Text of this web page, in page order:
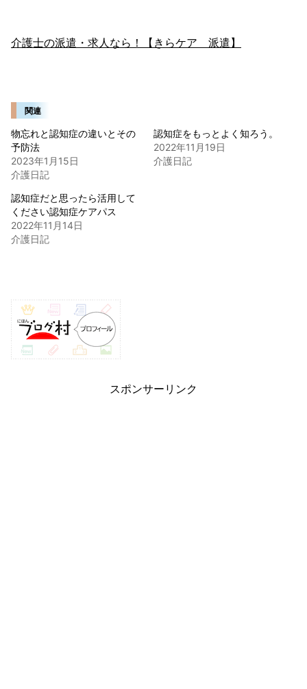
介護士の派遣・求人なら！【きらケア 派遣】
関連
物忘れと認知症の違いとその
予防法
2023年1月15日
介護日記
認知症をもっとよく知ろう。
2022年11月19日
介護日記
認知症だと思ったら活用して
ください認知症ケアパス
2022年11月14日
介護日記
スポンサーリンク